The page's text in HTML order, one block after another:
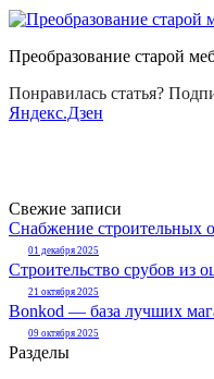
Преобразование старой
Понравилась статья?
Яндекс.Дзен
Свежие записи
Снабжение строительных
01 декабря 2025
Строительство срубов из
21 октября 2025
Bonkod — база лучших
09 октября 2025
Разделы